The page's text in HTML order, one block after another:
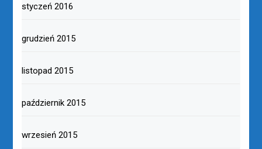
styczeń 2016
grudzień 2015
listopad 2015
październik 2015
wrzesień 2015